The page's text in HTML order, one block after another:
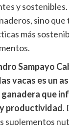
y
sino que
más
Sampayo
vacas es un
que
productividad.
suplementos